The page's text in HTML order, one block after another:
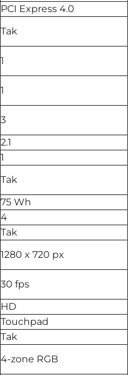
PCI Express 4.0
Tak
1
1
3
2.1
1
Tak
75 Wh
4
Tak
1280 x 720 px
30 fps
HD
Touchpad
Tak
4-zone RGB